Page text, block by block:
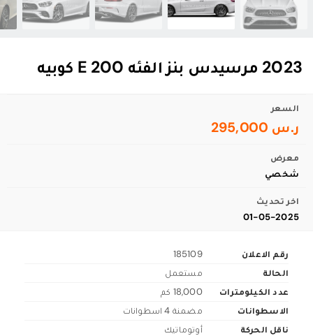
2023 مرسيدس بنز الفئه E 200 كوبيه
السعر
ر.س 295,000
معرض
شخصي
اخر تحديث
01-05-2025
رقم الاعلان
185109
الحالة
مستعمل
عدد الكيلومترات
18,000 كم
الاسطوانات
مضمنة 4 اسطوانات
ناقل الحركة
أوتوماتيك